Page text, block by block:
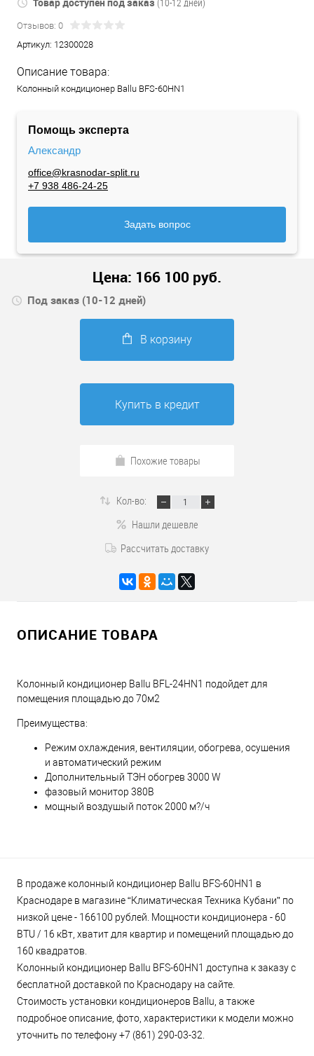
Отзывов: 0
Артикул: 12300028
Описание товара:
Колонный кондиционер Ballu BFS-60HN1
Помощь эксперта
Александр
office@krasnodar-split.ru
+7 938 486-24-25
Задать вопрос
Цена: 166 100 руб.
Под заказ (10-12 дней)
В корзину
Купить в кредит
Похожие товары
Кол-во:
Нашли дешевле
Рассчитать доставку
ОПИСАНИЕ ТОВАРА
Колонный кондиционер Ballu BFL-24HN1 подойдет для
помещения площадью до 70м2
Преимущества:
Режим охлаждения, вентиляции, обогрева, осушения
и автоматический режим
Дополнительный ТЭН обогрев 3000 W
фазовый монитор 380В
мощный воздушый поток 2000 м?/ч
В продаже колонный кондиционер Ballu BFS-60HN1 в
Краснодаре в магазине “Климатическая Техника Кубани” по
низкой цене - 166100 рублей. Мощности кондиционера - 60
BTU / 16 кВт, хватит для квартир и помещений площадью до
160 квадратов.
Колонный кондиционер Ballu BFS-60HN1 доступна к заказу с
бесплатной доставкой по Краснодару на сайте.
Стоимость установки кондиционеров Ballu, а также
подробное описание, фото, характеристики к модели можно
уточнить по телефону +7 (861) 290-03-32.